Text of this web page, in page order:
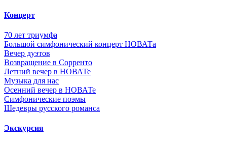
Концерт
70 лет триумфа
Большой симфонический концерт НОВАТа
Вечер дуэтов
Возвращение в Сорренто
Летний вечер в НОВАТе
Музыка для нас
Осенний вечер в НОВАТе
Симфонические поэмы
Шедевры русского романса
Экскурсия